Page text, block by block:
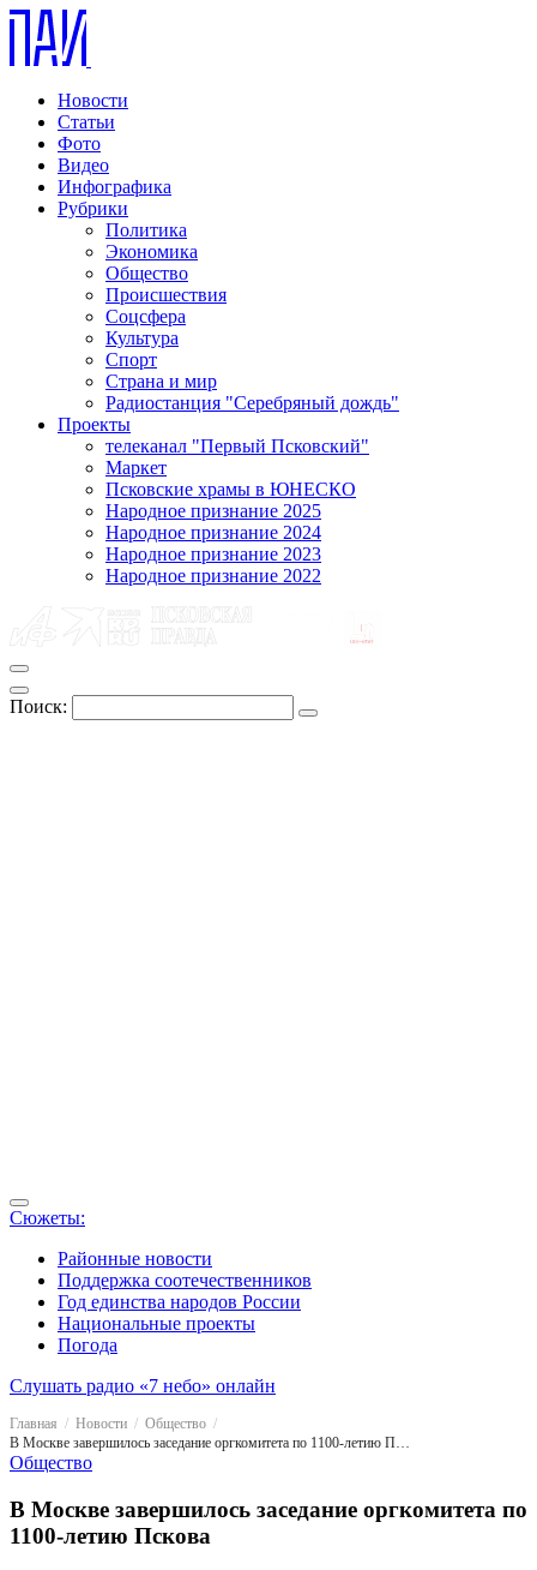
Новости
Статьи
Фото
Видео
Инфографика
Рубрики
Политика
Экономика
Общество
Происшествия
Соцсфера
Культура
Спорт
Страна и мир
Радиостанция "Серебряный дождь"
Проекты
телеканал "Первый Псковский"
Маркет
Псковские храмы в ЮНЕСКО
Народное признание 2025
Народное признание 2024
Народное признание 2023
Народное признание 2022
Поиск:
Сюжеты:
Районные новости
Поддержка соотечественников
Год единства народов России
Национальные проекты
Погода
Слушать радио «7 небо» онлайн
Главная Новости
Общество
В Москве завершилось заседание оргкомитета по 1100-летию Пскова
Общество
В Москве завершилось заседание оргкомитета по
1100-летию Пскова